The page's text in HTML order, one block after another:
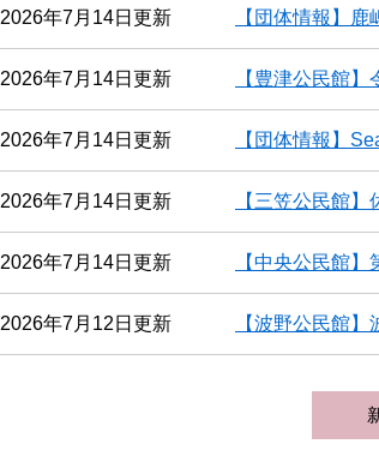
2026年7月14日更新 【団体情報】
2026年7月14日更新 【豊津公民館
2026年7月14日更新 【団体情報】
2026年7月14日更新 【三笠公民館
2026年7月14日更新 【中央公民館
2026年7月12日更新 【波野公民館